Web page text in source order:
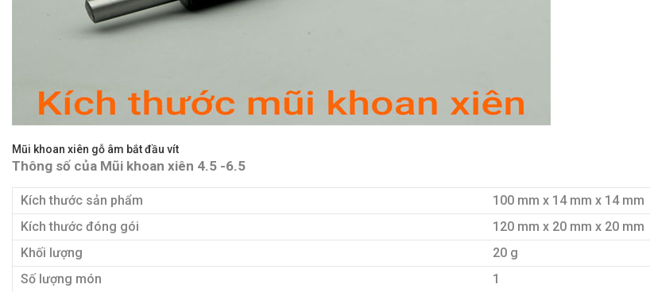
Mũi khoan xiên gỗ âm bắt đầu vít
Thông số của Mũi khoan xiên 4.5 -6.5
Kích thước sản phẩm
100 mm x 14 mm x 14 mm
Kích thước đóng gói
120 mm x 20 mm x 20 mm
Khối lượng
20 g
Số lượng món
1